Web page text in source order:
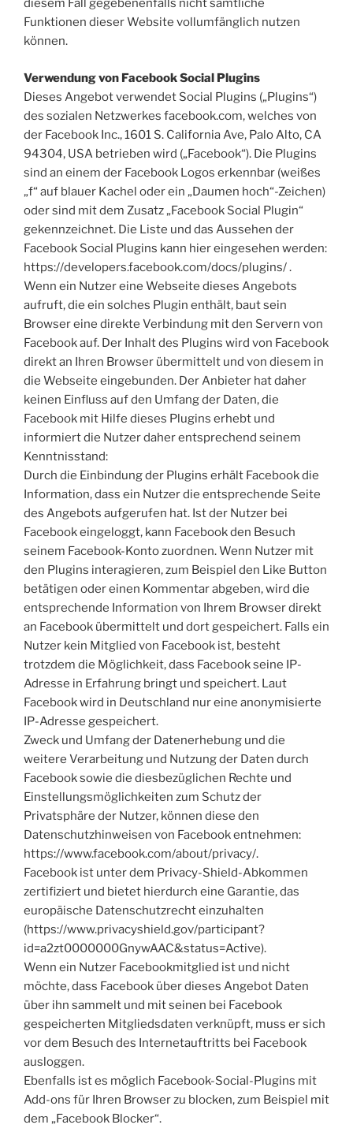
diesem Fall gegebenenfalls nicht sämtliche
Funktionen dieser Website vollumfänglich nutzen
können.
Verwendung von Facebook Social Plugins
Dieses Angebot verwendet Social Plugins („Plugins“)
des sozialen Netzwerkes facebook.com, welches von
der Facebook Inc., 1601 S. California Ave, Palo Alto, CA
94304, USA betrieben wird („Facebook“). Die Plugins
sind an einem der Facebook Logos erkennbar (weißes
„f“ auf blauer Kachel oder ein „Daumen hoch“-Zeichen)
oder sind mit dem Zusatz „Facebook Social Plugin“
gekennzeichnet. Die Liste und das Aussehen der
Facebook Social Plugins kann hier eingesehen werden:
https://developers.facebook.com/docs/plugins/ .
Wenn ein Nutzer eine Webseite dieses Angebots
aufruft, die ein solches Plugin enthält, baut sein
Browser eine direkte Verbindung mit den Servern von
Facebook auf. Der Inhalt des Plugins wird von Facebook
direkt an Ihren Browser übermittelt und von diesem in
die Webseite eingebunden. Der Anbieter hat daher
keinen Einfluss auf den Umfang der Daten, die
Facebook mit Hilfe dieses Plugins erhebt und
informiert die Nutzer daher entsprechend seinem
Kenntnisstand:
Durch die Einbindung der Plugins erhält Facebook die
Information, dass ein Nutzer die entsprechende Seite
des Angebots aufgerufen hat. Ist der Nutzer bei
Facebook eingeloggt, kann Facebook den Besuch
seinem Facebook-Konto zuordnen. Wenn Nutzer mit
den Plugins interagieren, zum Beispiel den Like Button
betätigen oder einen Kommentar abgeben, wird die
entsprechende Information von Ihrem Browser direkt
an Facebook übermittelt und dort gespeichert. Falls ein
Nutzer kein Mitglied von Facebook ist, besteht
trotzdem die Möglichkeit, dass Facebook seine IP-
Adresse in Erfahrung bringt und speichert. Laut
Facebook wird in Deutschland nur eine anonymisierte
IP-Adresse gespeichert.
Zweck und Umfang der Datenerhebung und die
weitere Verarbeitung und Nutzung der Daten durch
Facebook sowie die diesbezüglichen Rechte und
Einstellungsmöglichkeiten zum Schutz der
Privatsphäre der Nutzer, können diese den
Datenschutzhinweisen von Facebook entnehmen:
https://www.facebook.com/about/privacy/.
Facebook ist unter dem Privacy-Shield-Abkommen
zertifiziert und bietet hierdurch eine Garantie, das
europäische Datenschutzrecht einzuhalten
(https://www.privacyshield.gov/participant?
id=a2zt0000000GnywAAC&status=Active).
Wenn ein Nutzer Facebookmitglied ist und nicht
möchte, dass Facebook über dieses Angebot Daten
über ihn sammelt und mit seinen bei Facebook
gespeicherten Mitgliedsdaten verknüpft, muss er sich
vor dem Besuch des Internetauftritts bei Facebook
ausloggen.
Ebenfalls ist es möglich Facebook-Social-Plugins mit
Add-ons für Ihren Browser zu blocken, zum Beispiel mit
dem „Facebook Blocker“.